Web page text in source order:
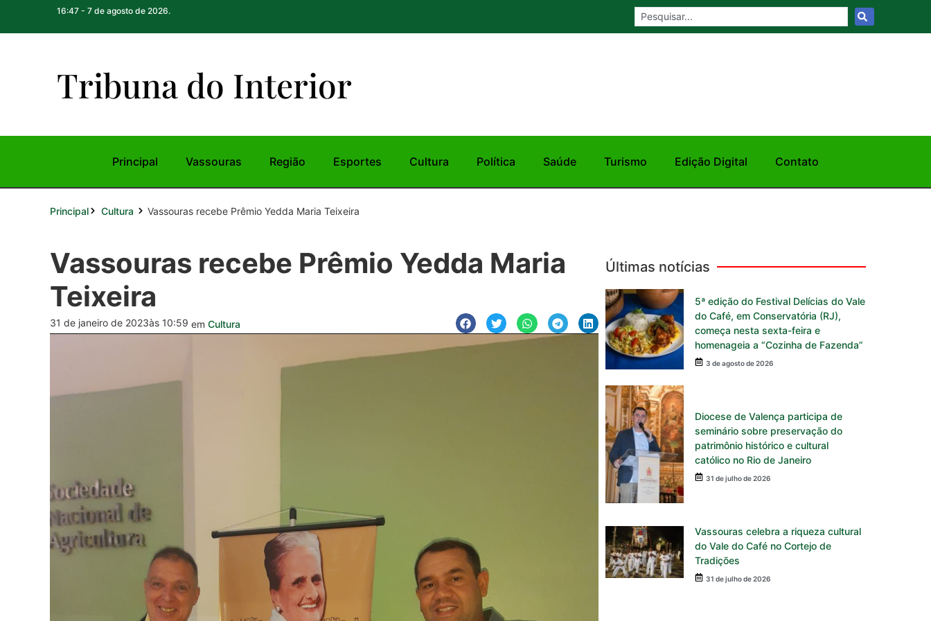
16:47 - 7 de agosto de 2026.
Tribuna do Interior
Principal Vassouras Região Esportes Cultura Política Saúde Turismo Edição Digital Contato
Principal Cultura Vassouras recebe Prêmio Yedda Maria Teixeira
Vassouras recebe Prêmio Yedda Maria
Teixeira
31 de janeiro de 2023às 10:59 em Cultura
Últimas notícias
5ª edição do Festival Delícias do Vale
do Café, em Conservatória (RJ),
começa nesta sexta-feira e
homenageia a “Cozinha de Fazenda”
3 de agosto de 2026
Diocese de Valença participa de
seminário sobre preservação do
patrimônio histórico e cultural
católico no Rio de Janeiro
31 de julho de 2026
Vassouras celebra a riqueza cultural
do Vale do Café no Cortejo de
Tradições
31 de julho de 2026